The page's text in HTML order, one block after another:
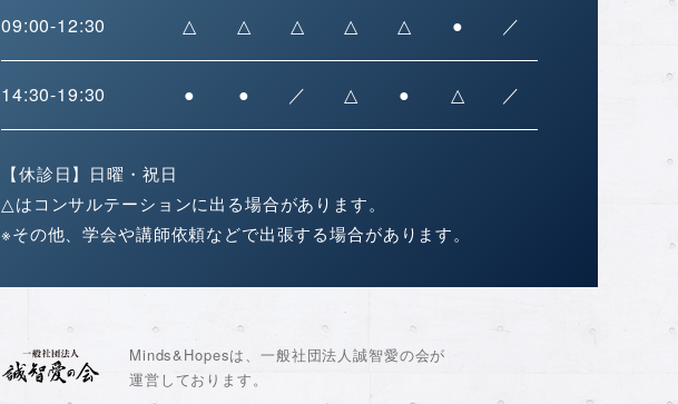
09:00-12:30 △ △ △ △ △ ● ／
14:30-19:30 ● ● ／ △ ● △ ／
【休診日】日曜・祝日
△はコンサルテーションに出る場合があります。
※その他、学会や講師依頼などで出張する場合があります。
Minds&Hopesは、一般社団法人誠智愛の会が
運営しております。